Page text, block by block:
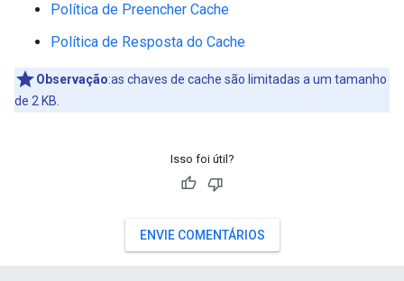
Política de Preencher Cache
Política de Resposta do Cache
Observação:as chaves de cache são limitadas a um tamanho
de 2 KB.
Isso foi útil?
ENVIE COMENTÁRIOS